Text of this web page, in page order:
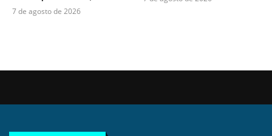
7 de agosto de 2026